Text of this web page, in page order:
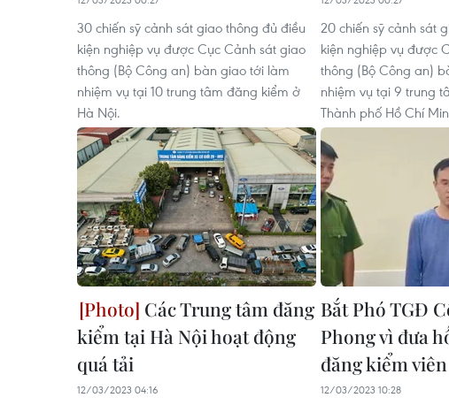
30 chiến sỹ cảnh sát giao thông đủ điều
kiện nghiệp vụ được Cục Cảnh sát giao
thông (Bộ Công an) bàn giao tới làm
nhiệm vụ tại 10 trung tâm đăng kiểm ở
Hà Nội.
20 chiến sỹ cảnh sát
kiện nghiệp vụ được
thông (Bộ Công an)
nhiệm vụ tại 9 trung
Thành phố Hồ Chí
Các Trung tâm đăng
kiểm tại Hà Nội hoạt động
quá tải
12/03/2023 04:16
Bắt Phó TGĐ
Phong vì đưa
đăng kiểm viên
12/03/2023 10:28